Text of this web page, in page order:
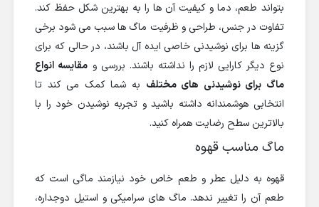
بتواند طعم، دما و کیفیت آن ها را به بهترین شکل حفظ کند.
تفاوت در جنس، طراحی و ظرفیت ماگ ها سبب می شود برخی
گزینه ها برای نوشیدنی خاصی ایده آل باشند، در حالی که برای
نوع دیگر کارایی لازم را نداشته باشند. بررسی و مقایسه انواع
ماگ برای نوشیدنی های مختلف به شما کمک می کند تا
انتخابی هوشمندانه داشته باشید و تجربه نوشیدن خود را با
بالاترین سطح رضایت همراه کنید.
ماگ مناسب قهوه
قهوه به دلیل عطر و طعم خاص خود نیازمند ماگی است که
طعم آن را تغییر ندهد. ماگ های سرامیکی و استیل دوجداره،